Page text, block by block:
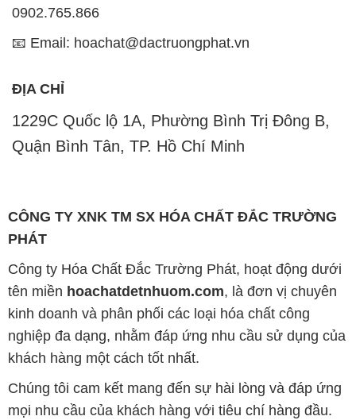
0902.765.866
📧 Email: hoachat@dactruongphat.vn
ĐỊA CHỈ
1229C Quốc lộ 1A, Phường Bình Trị Đông B,
Quận Bình Tân, TP. Hồ Chí Minh
CÔNG TY XNK TM SX HÓA CHẤT ĐẮC TRƯỜNG
PHÁT
Công ty Hóa Chất Đắc Trường Phát, hoạt động dưới
tên miền hoachatdetnhuom.com, là đơn vị chuyên
kinh doanh và phân phối các loại hóa chất công
nghiệp đa dạng, nhằm đáp ứng nhu cầu sử dụng của
khách hàng một cách tốt nhất.
Chúng tôi cam kết mang đến sự hài lòng và đáp ứng
mọi nhu cầu của khách hàng với tiêu chí hàng đầu.